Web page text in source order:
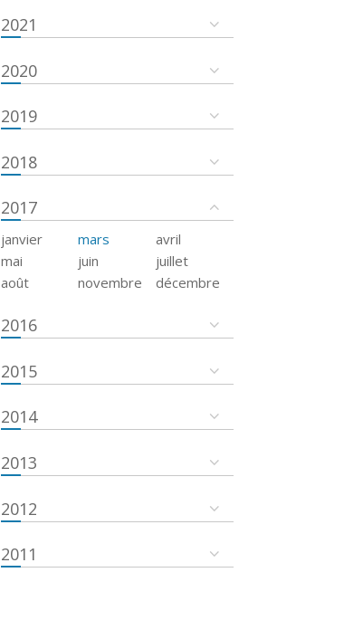
2021
2020
2019
2018
2017
janvier mars
avril
mai
juin
juillet
août
novembre décembre
2016
2015
2014
2013
2012
2011